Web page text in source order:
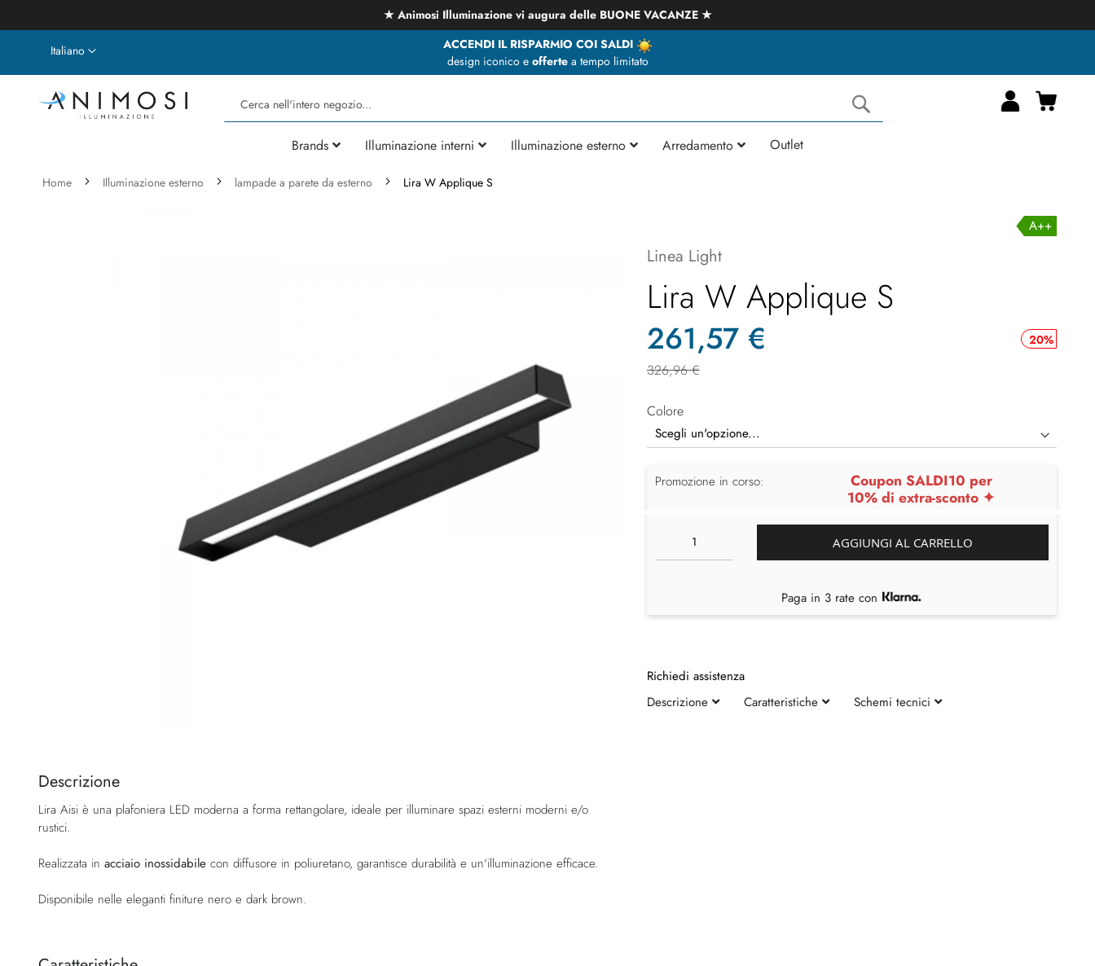
★ Animosi Illuminazione vi augura delle BUONE VACANZE ★
ACCENDI IL RISPARMIO COI SALDI
design iconico e offertea tempo limitato
Lingua
Italiano
Cerca Cerca
Carrello
Brands Illuminazione interni Illuminazione esterno Arredamento Outlet
Home Illuminazione esterno lampade a parete da esterno Lira W Applique S
della
di
immagini
Descrizione
Lira Aisi è una plafoniera LED moderna a forma rettangolare, ideale per illuminare spazi esterni moderni e/o
rustici.
Realizzata in acciaio inossidabile con diffusore in poliuretano, garantisce durabilità e un'illuminazione efficace.
Disponibile nelle eleganti finiture nero e dark brown.
A++
Linea Light
Lira W Applique S
20%
261,57 €
326,96 €
Colore
Promozione in corso:
Coupon SALDI10 per
10% di extra-sconto ✦
AGGIUNGI AL CARRELLO
Paga in 3 rate con
Richiedi assistenza
Descrizione
Caratteristiche Schemi tecnici